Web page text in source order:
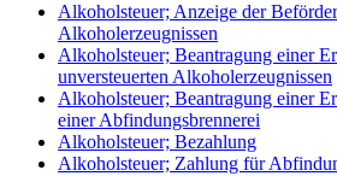
Alkoholsteuer; Anzeige der
Alkoholerzeugnissen
Alkoholsteuer; Beantragung einer
unversteuerten Alkoholerzeugnissen
Alkoholsteuer; Beantragung einer
einer Abfindungsbrennerei
Alkoholsteuer; Bezahlung
Alkoholsteuer; Zahlung für